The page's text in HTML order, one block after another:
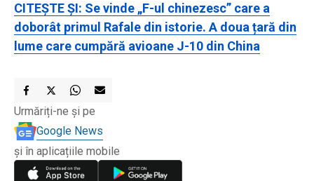
CITEȘTE ȘI: Se vinde „F-ul chinezesc” care a
doborât primul Rafale din istorie. A doua țară din
lume care cumpără avioane J-10 din China
Urmăriți-ne și pe
Google News
și în aplicațiile mobile